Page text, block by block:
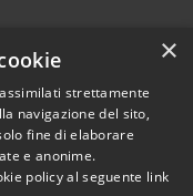
© 2026 • Comune di
Carrara • Powered by
×
strettamente
navigazione del sito,
fine di elaborare
e anonime.
policy al seguente link